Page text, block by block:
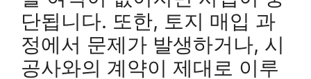
단됩니다. 또한, 토지 매입 과
정에서 문제가 발생하거나, 시
공사와의 계약이 제대로 이루